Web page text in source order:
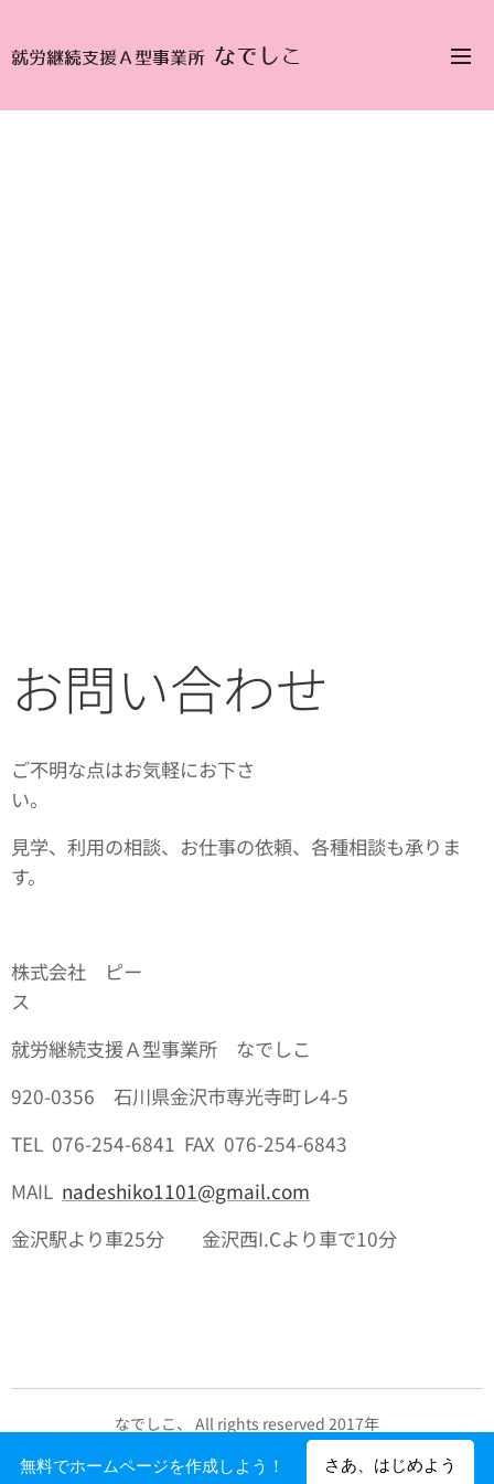
就労継続支援Ａ型事業所 なでしこ
お問い合わせ
ご不明な点はお気軽にお下さ
い。
見学、利用の相談、お仕事の依頼、各種相談も承りま
す。
株式会社 ピー
ス
就労継続支援Ａ型事業所 なでしこ
920-0356 石川県金沢市専光寺町レ4-5
TEL 076-254-6841 FAX 076-254-6843
MAIL nadeshiko1101@gmail.com
金沢駅より車25分 金沢西I.Cより車で10分
なでしこ、 All rights reserved 2017年
Powered byWebnode
無料でホームページを作成しよう！ さあ、はじめよう